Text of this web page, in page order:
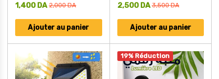
2,000DA
1,400 DA
Ajouter au panier
3,500DA
2,500 DA
Ajouter au panier
19% Réduction